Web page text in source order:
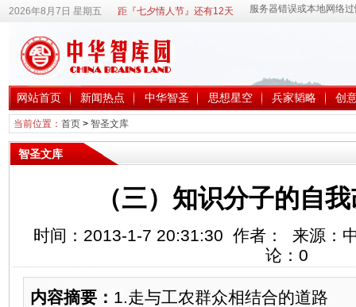
2026年8月7日 星期五 距『七夕情人节』还有12天
网站首页 新闻热点 中华智圣 思想星空 兵家韬略 创
当前位置： 首页> 智圣文库
智圣文库
（三）知识分子的自
时间：2013-1-7 20:31:30 作者： 来源：
论： 0
内容摘要： 1.走与工农群众相结合的道路